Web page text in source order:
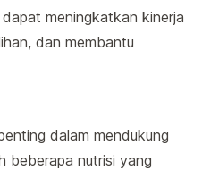
meningkatkan kinerja
dan membantu
dalam mendukung
beberapa nutrisi yang